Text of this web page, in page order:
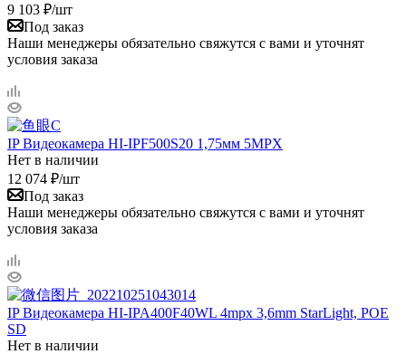
9 103 ₽/шт
Под заказ
Наши менеджеры обязательно свяжутся с вами и уточнят
условия заказа
IP Видеокамера HI-IPF500S20 1,75мм 5MPX
Нет в наличии
12 074 ₽/шт
Под заказ
Наши менеджеры обязательно свяжутся с вами и уточнят
условия заказа
IP Видеокамера HI-IPA400F40WL 4mpx 3,6mm StarLight, POE
SD
Нет в наличии